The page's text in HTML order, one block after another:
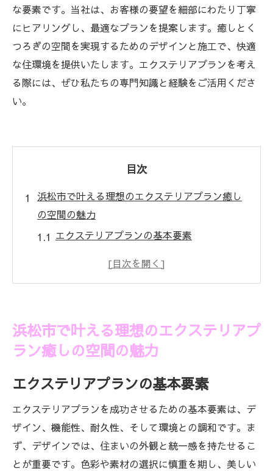
な要素です。当社は、お客様の要望を細部にわたり丁寧
にヒアリングし、最適なプランを提案します。癒しとく
つろぎの空間を実現するためのデザインと施工で、快適
な住環境を提供いたします。エクステリアプランを考え
る際には、ぜひ私たちの専門知識と経験をご活用くださ
い。
目次
浜松市で叶える理想のエクステリアプラン癒し
の空間の魅力
エクステリアプランの基本要素
浜松市でのエクステリアプランの特徴
エクステリアの最新トレンドを取り入れる
エムビーズの施工事例紹介
エクステリアで生活を豊かに浜松市ならではの
浜松市の気候に適したエクステリアプラン
地元の素材を使ったエクステリアデザイン
浜松市で叶える理想のエクステリアプ
ラン癒しの空間の魅力
エクステリアプランの基本要素
エクステリアプランを成功させるための基本要素は、デ
ザイン、機能性、耐久性、そして環境との調和です。ま
ず、デザインでは、住まいの外観と統一感を持たせるこ
とが重要です。色彩や素材の選択に慎重を期し、美しい